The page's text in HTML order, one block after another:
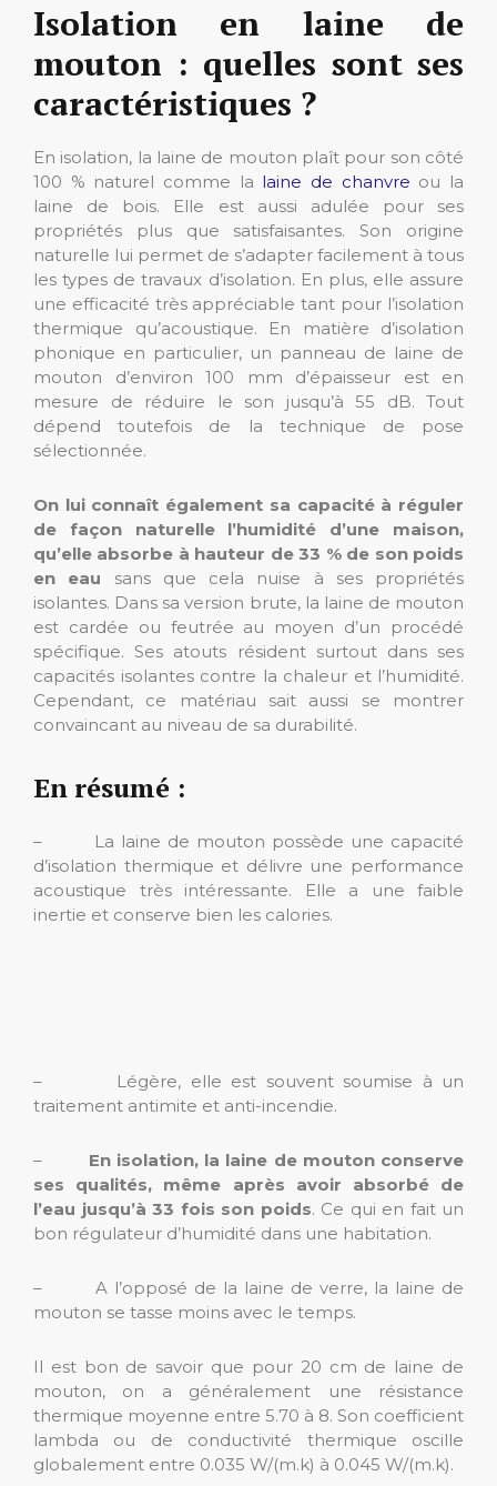
Isolation en laine de
mouton : quelles sont ses
caractéristiques ?
En isolation, la laine de mouton plaît pour son côté
100 % naturel comme la laine de chanvre ou la
laine de bois. Elle est aussi adulée pour ses
propriétés plus que satisfaisantes. Son origine
naturelle lui permet de s’adapter facilement à tous
les types de travaux d’isolation. En plus, elle assure
une efficacité très appréciable tant pour l’isolation
thermique qu’acoustique.
En matière d’isolation
phonique en particulier, un panneau de laine de
mouton d’environ 100 mm d’épaisseur est en
mesure de réduire le son jusqu’à 55 dB. Tout
dépend toutefois de la technique de pose
sélectionnée.
On lui connaît également sa capacité à réguler
de façon naturelle l’humidité d’une maison,
qu’elle absorbe à hauteur de 33 % de son poids
en eau sans que cela nuise à ses propriétés
isolantes. Dans sa version brute, la laine de mouton
est cardée ou feutrée au moyen d’un procédé
spécifique. Ses atouts résident surtout dans ses
capacités isolantes contre la chaleur et l’humidité.
Cependant, ce matériau sait aussi se montrer
convaincant au niveau de sa durabilité.
En résumé :
– La laine de mouton possède une capacité
d’isolation thermique et délivre une performance
acoustique très intéressante. Elle a une faible
inertie et conserve bien les calories.
– Légère, elle est souvent soumise à un
traitement antimite et anti-incendie.
– En isolation, la laine de mouton conserve
ses qualités, même après avoir absorbé de
l’eau jusqu’à 33 fois son poids. Ce qui en fait un
bon régulateur d’humidité dans une habitation.
– A l’opposé de la laine de verre, la laine de
mouton se tasse moins avec le temps.
Il est bon de savoir que pour 20 cm de laine de
mouton, on a généralement une résistance
thermique moyenne entre 5.70 à 8. Son coefficient
lambda ou de conductivité thermique oscille
globalement entre 0.035 W/(m.k) à 0.045 W/(m.k).